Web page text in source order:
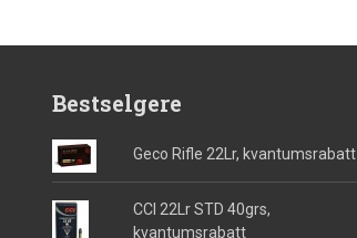
Bestselgere
Geco Rifle 22Lr, kvantumsrabatt
CCI 22Lr STD 40grs,
kvantumsrabatt